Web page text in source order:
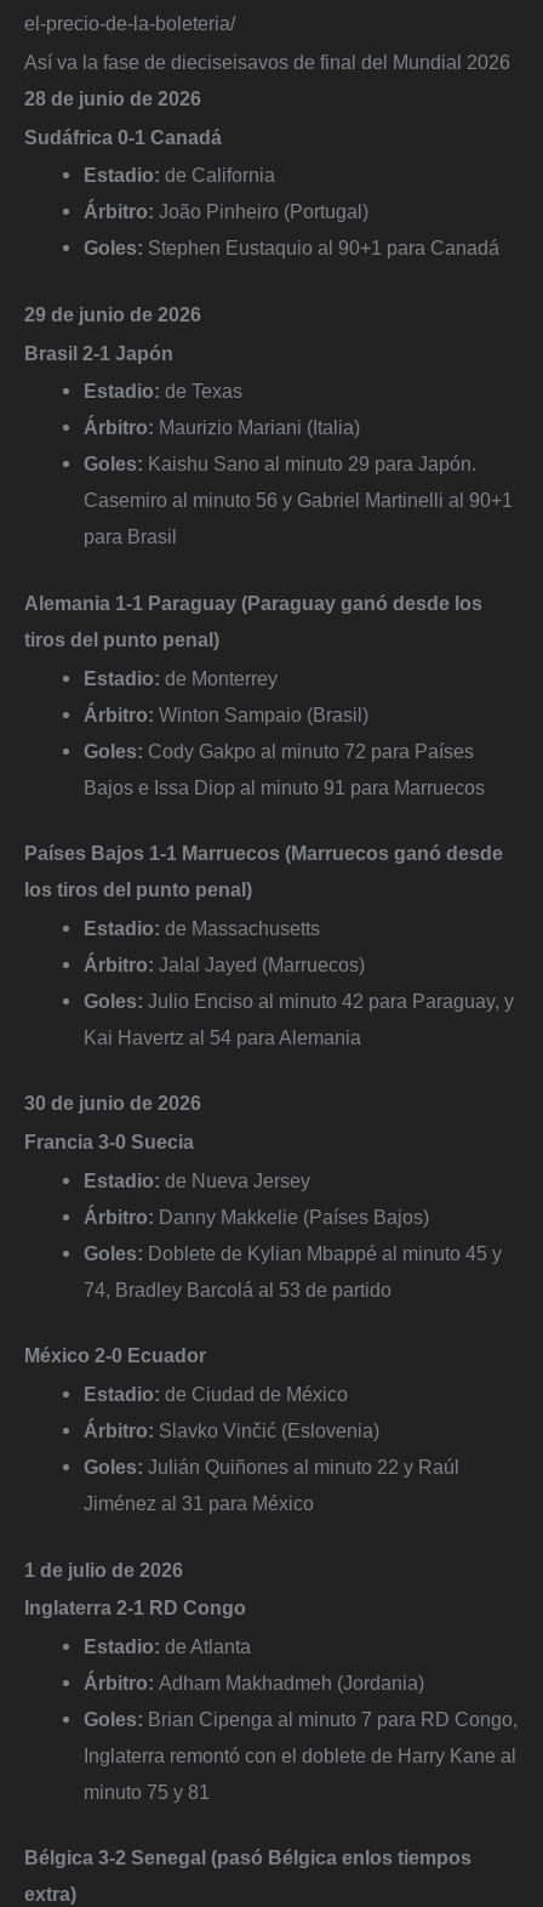
el-precio-de-la-boleteria/
Así va la fase de dieciseisavos de final del Mundial 2026
28 de junio de 2026
Sudáfrica 0-1 Canadá
Estadio:de California
Árbitro:João Pinheiro (Portugal)
Goles: Stephen Eustaquio al 90+1 para Canadá
29 de junio de 2026
Brasil 2-1 Japón
Estadio:de Texas
Árbitro: Maurizio Mariani (Italia)
Goles: Kaishu Sano al minuto 29 para Japón.
Casemiro al minuto 56 y Gabriel Martinelli al 90+1
para Brasil
Alemania 1-1 Paraguay (Paraguay ganó desde los
tiros del punto penal)
Estadio:de Monterrey
Árbitro:Winton Sampaio (Brasil)
Goles: Cody Gakpo al minuto 72 para Países
Bajos e Issa Diop al minuto 91 para Marruecos
Países Bajos 1-1 Marruecos (Marruecos ganó desde
los tiros del punto penal)
Estadio:de Massachusetts
Árbitro:Jalal Jayed (Marruecos)
Goles: Julio Enciso al minuto 42 para Paraguay, y
Kai Havertz al 54 para Alemania
30 de junio de 2026
Francia 3-0 Suecia
Estadio:de Nueva Jersey
Árbitro: Danny Makkelie (Países Bajos)
Goles: Doblete de Kylian Mbappé al minuto 45 y
74, Bradley Barcolá al 53 de partido
México 2-0 Ecuador
Estadio:de Ciudad de México
Árbitro: Slavko Vinčić (Eslovenia)
Goles:Julián Quiñones al minuto 22 y Raúl
Jiménez al 31 para México
1 de julio de 2026
Inglaterra 2-1 RD Congo
Estadio:de Atlanta
Árbitro:Adham Makhadmeh (Jordania)
Goles: Brian Cipenga al minuto 7 para RD Congo,
Inglaterra remontó con el doblete de Harry Kane al
minuto 75 y 81
Bélgica 3-2 Senegal (pasó Bélgica enlos tiempos
extra)